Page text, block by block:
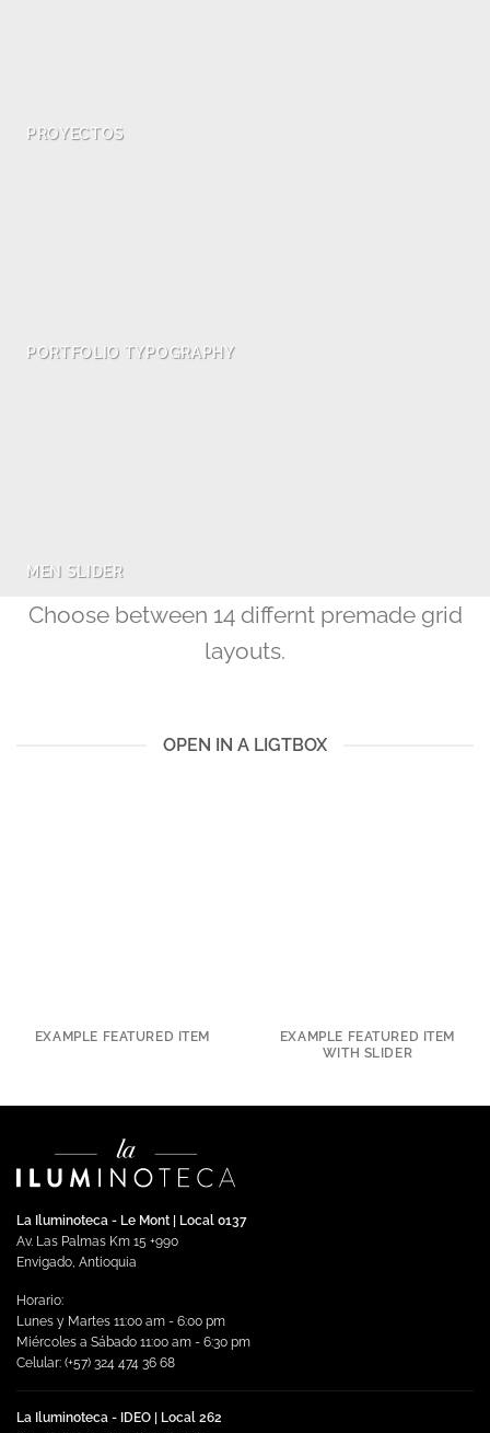
PROYECTOS
PORTFOLIO TYPOGRAPHY
MEN SLIDER
Choose between 14 differnt premade grid
layouts.
OPEN IN A LIGTBOX
EXAMPLE FEATURED ITEM
EXAMPLE FEATURED ITEM
WITH SLIDER
La Iluminoteca - Le Mont | Local 0137
Av. Las Palmas Km 15 +990
Envigado, Antioquia
Horario:
Lunes y Martes 11:00 am - 6:00 pm
Miércoles a Sábado 11:00 am - 6:30 pm
Celular: (+57) 324 474 36 68
La Iluminoteca - IDEO | Local 262